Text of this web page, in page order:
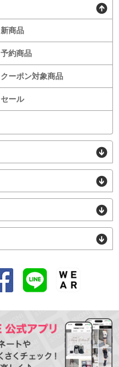
新商品
予約商品
クーポン対象商品
セール